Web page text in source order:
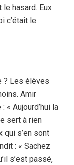
le hasard. Eux
c’était le
? Les élèves
Amir
« Aujourd’hui la
sert à rien
qui s’en sont
: « Sachez
s’est passé,